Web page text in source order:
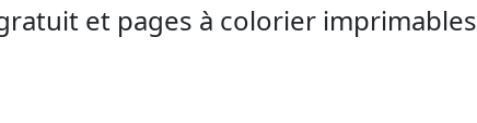
et pages à colorier imprimables